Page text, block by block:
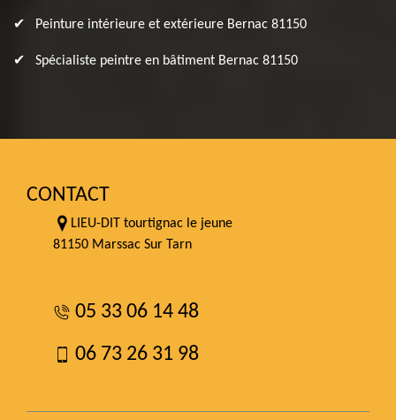
Peinture intérieure et extérieure Bernac 81150
Spécialiste peintre en bâtiment Bernac 81150
CONTACT
LIEU-DIT tourtignac le jeune
81150 Marssac Sur Tarn
05 33 06 14 48
06 73 26 31 98